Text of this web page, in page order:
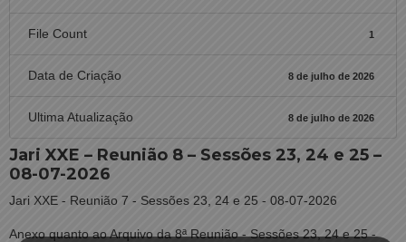
File Count 1
Data de Criação 8 de julho de 2026
Ultima Atualização 8 de julho de 2026
Jari XXE – Reunião 8 – Sessões 23, 24 e 25 –
08-07-2026
Jari XXE - Reunião 7 - Sessões 23, 24 e 25 - 08-07-2026
Anexo quanto ao Arquivo da 8ª Reunião - Sessões 23, 24 e 25 -